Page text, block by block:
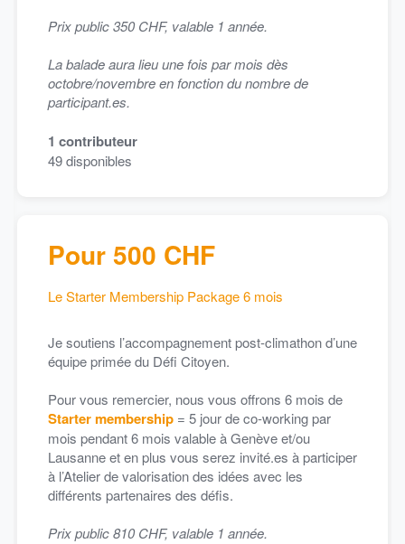
Prix public 350 CHF, valable 1 année.
La balade aura lieu une fois par mois dès
octobre/novembre en fonction du nombre de
participant.es.
1 contributeur
49disponibles
Pour 500 CHF
Le Starter Membership Package 6 mois
Je soutiens l’accompagnement post-climathon d’une
équipe primée du Défi Citoyen.
Pour vous remercier, nous vous offrons 6 mois de
Starter membership= 5 jour de co-working par
mois pendant 6 mois valable à Genève et/ou
Lausanne et en plus vous serez invité.es à participer
à l’Atelier de valorisation des idées avec les
différents partenaires des défis.
Prix public 810 CHF, valable 1 année.